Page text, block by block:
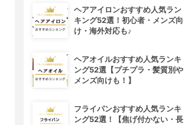
ヘアアイロンおすすめ人気ラン
キング52選！初心者・メンズ向
け・海外対応も♪
ヘアオイルおすすめ人気ランキ
ング52選【プチプラ・髪質別や
メンズ向けも！】
フライパンおすすめ人気ランキ
ング52選！【焦げ付かない・長